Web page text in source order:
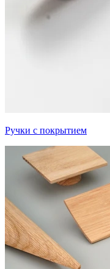
Ручки с покрытием